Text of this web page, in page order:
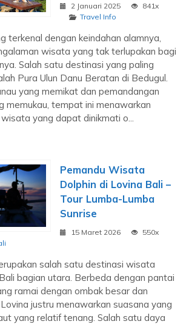
2 Januari 2025
841x
Travel Info
terkenal dengan keindahan alamnya,
wisata yang tak terlupakan bagi
Salah satu destinasi yang paling
Pura Ulun Danu Beratan di Bedugul.
yang memikat dan pemandangan
memukau, tempat ini menawarkan
yang dapat dinikmati o...
Pemandu Wisata
Dolphin di Lovina Bali –
Tour Lumba-Lumba
Sunrise
15 Maret 2026
550x
salah satu destinasi wisata
bagian utara. Berbeda dengan pantai
ramai dengan ombak besar dan
justru menawarkan suasana yang
yang relatif tenang. Salah satu daya